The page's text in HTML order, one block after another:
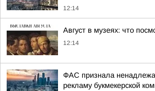
12:14
Август в музеях: что
12:14
ФАС признала
рекламу букмекерской